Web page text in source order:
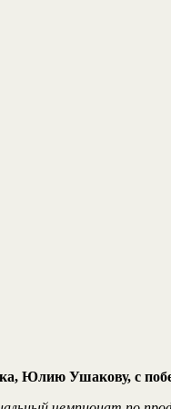
Юлию Ушакову, с